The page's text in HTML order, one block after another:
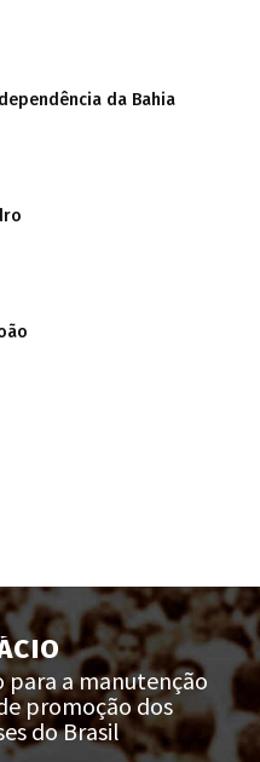
da Bahia
para a manutenção
promoção dos
do Brasil